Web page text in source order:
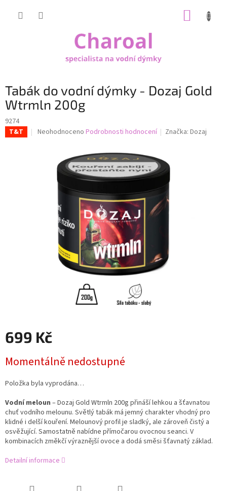
Tabák do vodní dýmky - Dozaj Gold
Wtrmln 200g
9274
T&T
Průměrné
Neohodnoceno Podrobnosti hodnocení Značka:Dozaj
699 Kč
cena:
Momentálně nedostupné
Položka byla vyprodána…
Vodní meloun – Dozaj Gold Wtrmln 200g přináší lehkou a šťavnatou
chuť vodního melounu. Světlý tabák má jemný charakter vhodný pro
klidné i delší kouření. Melounový profil je sladký, ale zároveň čistý a
osvěžující. Samostatně nabídne přímočarou ovocnou seanci. V
kombinacích změkčí výraznější ovoce a dodá směsi šťavnatý základ.
Detailní informace